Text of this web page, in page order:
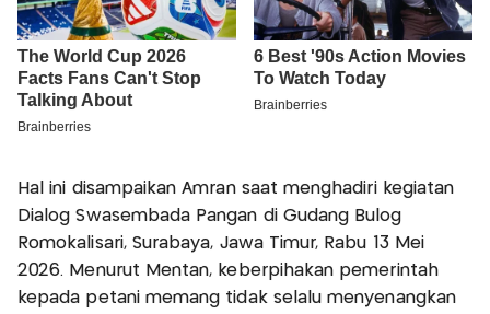
Hal ini disampaikan Amran saat menghadiri kegiatan
Dialog Swasembada Pangan di Gudang Bulog
Romokalisari, Surabaya, Jawa Timur, Rabu 13 Mei
2026. Menurut Mentan, keberpihakan pemerintah
kepada petani memang tidak selalu menyenangkan